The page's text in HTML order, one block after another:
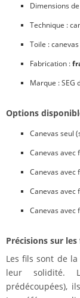
Dimensions
Technique :
Toile :
Fabrication :
Marque : SEG
Options
Canevas seul
Canevas avec
Canevas avec
Canevas avec
Canevas avec
Précisions sur
Les fils sont de la
leur solidité.
prédécoupées),